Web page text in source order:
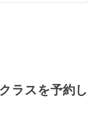
ラスを予約し